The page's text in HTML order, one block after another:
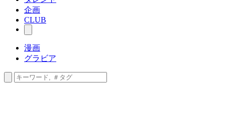
企画
CLUB
漫画
グラビア